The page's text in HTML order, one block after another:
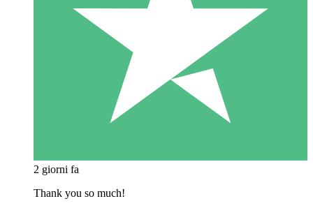
2 giorni fa
Thank you so much!